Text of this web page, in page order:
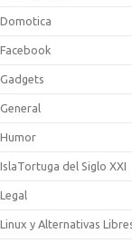
Domotica
Facebook
Gadgets
General
Humor
IslaTortuga del Siglo XXI
Legal
Linux y Alternativas